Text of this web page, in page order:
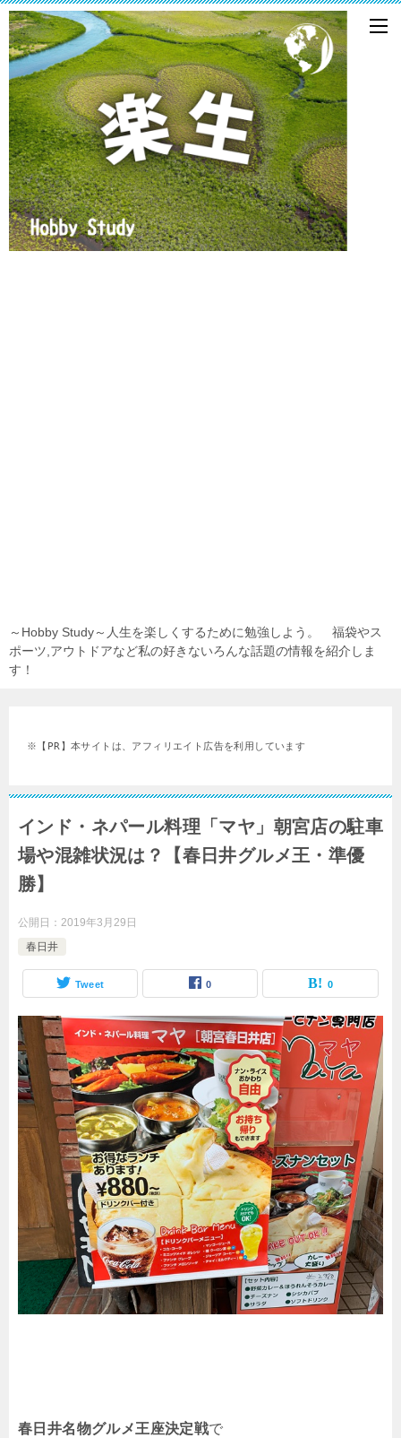
～Hobby Study～人生を楽しくするために勉強しよう。 福袋やス
ポーツ,アウトドアなど私の好きないろんな話題の情報を紹介しま
す！
※【PR】本サイトは、アフィリエイト広告を利用しています
インド・ネパール料理「マヤ」朝宮店の駐車
場や混雑状況は？【春日井グルメ王・準優
勝】
公開日： 2019年3月29日
春日井
Tweet 0 0
春日井名物グルメ王座決定戦で